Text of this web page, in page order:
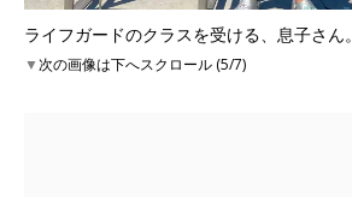
ライフガードのクラスを受ける、息子さん。
▼次の画像は下へスクロール (5/7)